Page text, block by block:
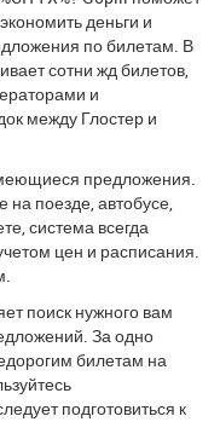
деньги и
по билетам. В
сотни жд билетов,
и
между Глостер и
предложения.
поезде, автобусе,
система всегда
цен и расписания.
поиск нужного вам
За одно
билетам на
подготовиться к